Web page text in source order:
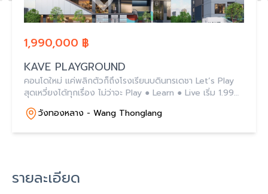
1,990,000 ฿
KAVE PLAYGROUND
คอนโดใหม่ แค่พลิกตัวก็ถึงโรงเรียนบดินทรเดชา​ Let’s Play
สุดเหวี่ยงได้ทุกเรื่อง ไม่ว่าจะ Play ● Learn ● Live​ เริ่ม 1.99
ล้าน*​
วังทองหลาง - Wang Thonglang
รายละเอียด